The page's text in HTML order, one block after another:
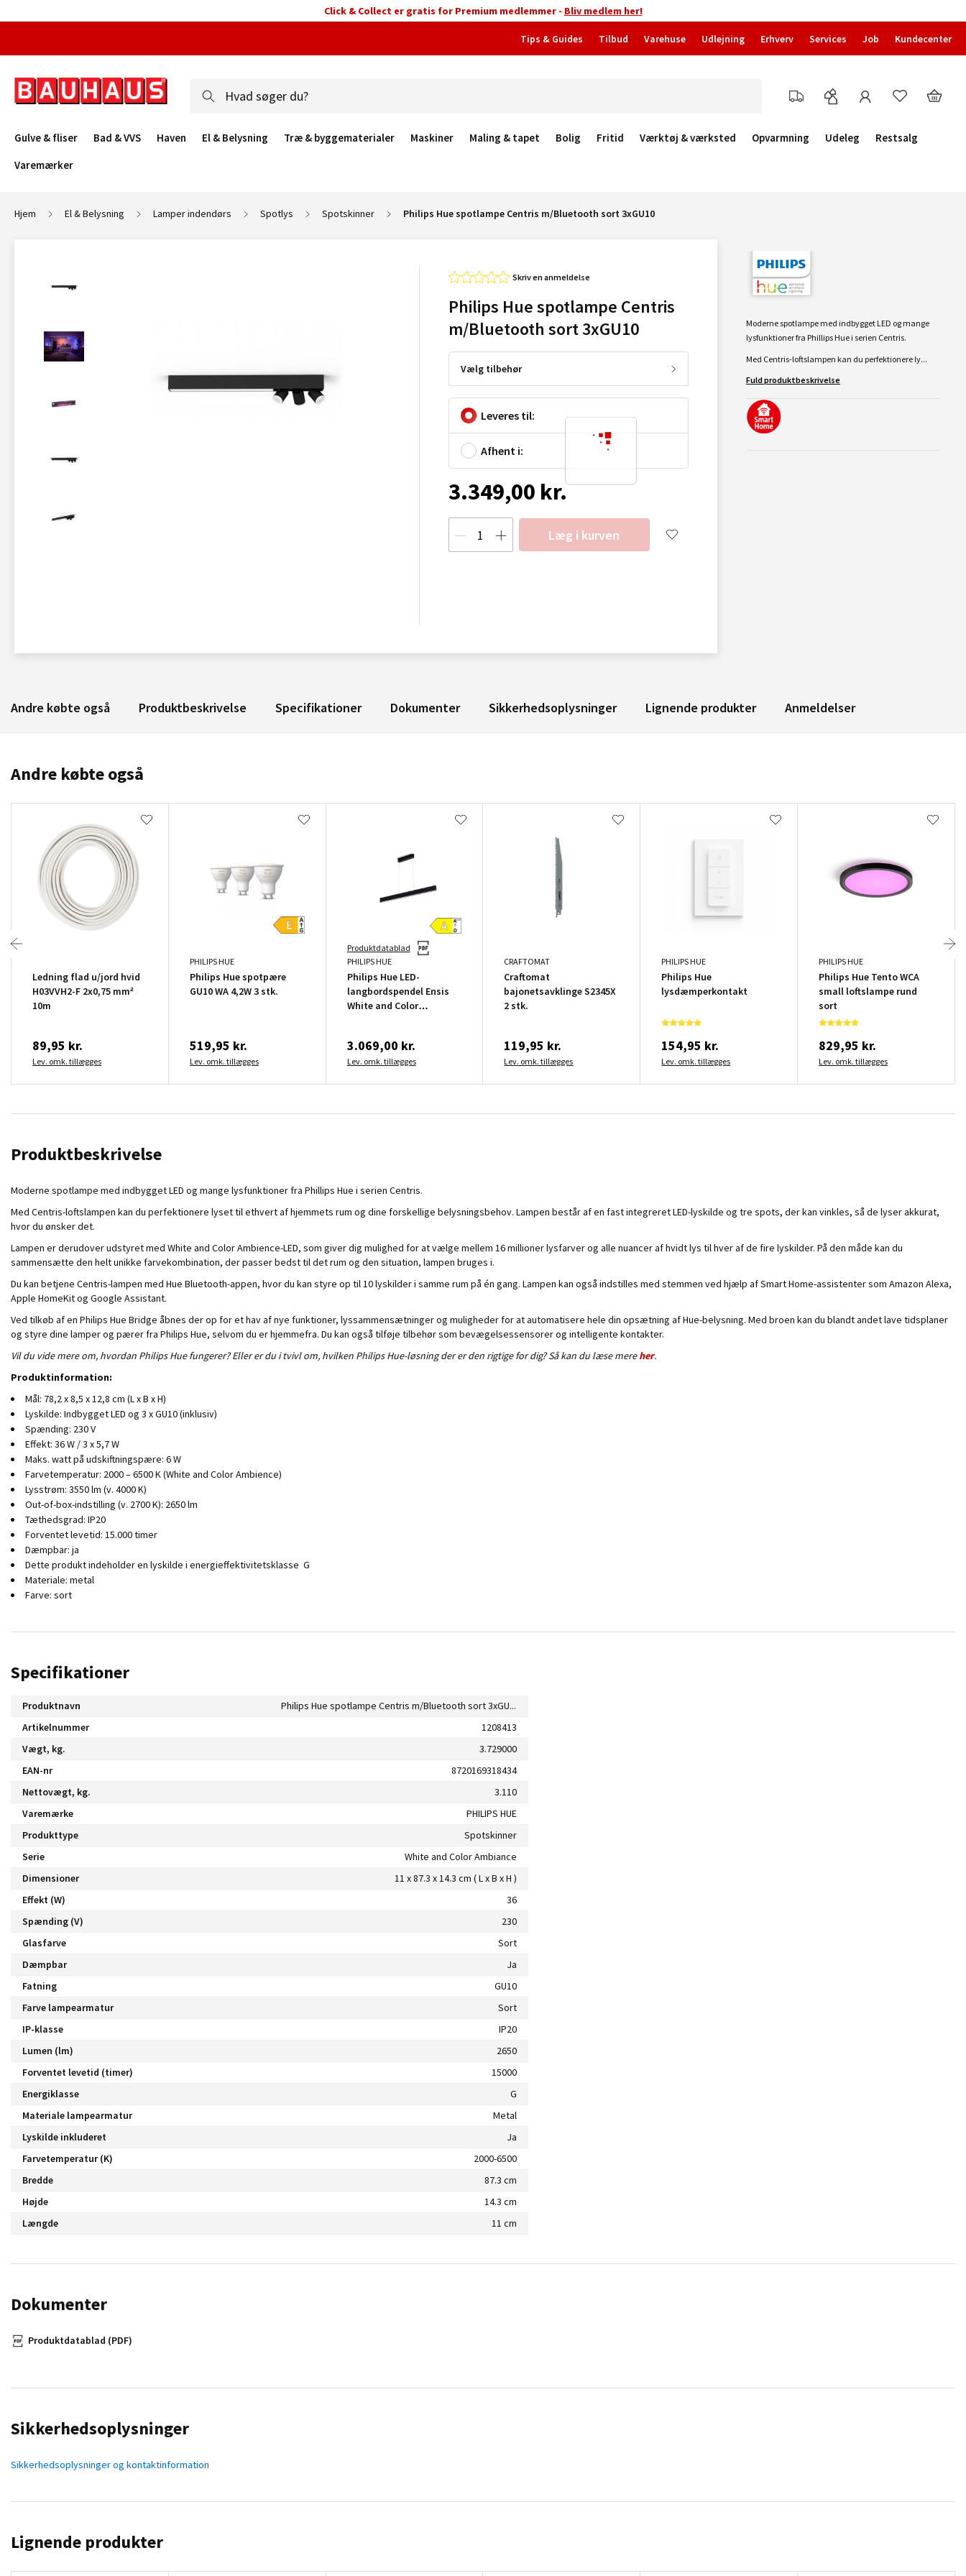
Click & Collect er gratis for Premium medlemmer - Bliv medlem her!
Tips & Guides Tilbud Varehuse Udlejning Erhverv Services Job Kundecenter
Gulve & fliser Bad & VVS Haven El & Belysning Træ & byggematerialer Maskiner Maling & tapet Bolig Fritid Værktøj & værksted Opvarmning Udeleg
Restsalg
Varemærker
Hjem El & Belysning Lamper indendørs Spotlys Spotskinner Philips Hue spotlampe Centris m/Bluetooth sort 3xGU10
Skriv en anmeldelse
Philips Hue spotlampe Centris
m/Bluetooth sort 3xGU10
Vælg tilbehør
Leveres til:
Afhent i:
3.349,00 kr.
Læg i kurven
Moderne spotlampe med indbygget LED og mange
lysfunktioner fra Phillips Hue i serien Centris.
Med Centris-loftslampen kan du perfektionere ly...
Fuld produktbeskrivelse
Andre købte også Produktbeskrivelse Specifikationer Dokumenter Sikkerhedsoplysninger Lignende produkter Anmeldelser
Andre købte også
Ledning flad u/jord hvid
H03VVH2-F 2x0,75 mm²
10m
89,95 kr.
Lev. omk. tillægges
PHILIPS HUE
Philips Hue spotpære
GU10 WA 4,2W 3 stk.
519,95 kr.
Lev. omk. tillægges
Produktdatablad
PHILIPS HUE
Philips Hue LED-
langbordspendel Ensis
White and Color
3.069,00 kr.
Lev. omk. tillægges
CRAFTOMAT
Craftomat
bajonetsavklinge S2345X
2 stk.
119,95 kr.
Lev. omk. tillægges
PHILIPS HUE
Philips Hue
lysdæmperkontakt
154,95 kr.
Lev. omk. tillægges
PHILIPS HUE
Philips Hue Tento WCA
small loftslampe rund
sort
829,95 kr.
Lev. omk. tillægges
Produktbeskrivelse
Moderne spotlampe med indbygget LED og mange lysfunktioner fra Phillips Hue i serien Centris.
Med Centris-loftslampen kan du perfektionere lyset til ethvert af hjemmets rum og dine forskellige belysningsbehov. Lampen består af en fast integreret LED-lyskilde og tre spots, der kan vinkles, så de lyser akkurat,
hvor du ønsker det.
Lampen er derudover udstyret med White and Color Ambience-LED, som giver dig mulighed for at vælge mellem 16 millioner lysfarver og alle nuancer af hvidt lys til hver af de fire lyskilder. På den måde kan du
sammensætte den helt unikke farvekombination, der passer bedst til det rum og den situation, lampen bruges i.
Du kan betjene Centris-lampen med Hue Bluetooth-appen, hvor du kan styre op til 10 lyskilder i samme rum på én gang. Lampen kan også indstilles med stemmen ved hjælp af Smart Home-assistenter som Amazon Alexa,
Apple HomeKit og Google Assistant.
Ved tilkøb af en Philips Hue Bridge åbnes der op for et hav af nye funktioner, lyssammensætninger og muligheder for at automatisere hele din opsætning af Hue-belysning. Med broen kan du blandt andet lave tidsplaner
og styre dine lamper og pærer fra Philips Hue, selvom du er hjemmefra. Du kan også tilføje tilbehør som bevægelsessensorer og intelligente kontakter.
Vil du vide mere om, hvordan Philips Hue fungerer? Eller er du i tvivl om, hvilken Philips Hue-løsning der er den rigtige for dig? Så kan du læse mereher.
Produktinformation:
Mål: 78,2 x 8,5 x 12,8 cm (L x B x H)
Lyskilde: Indbygget LED og 3 x GU10 (inklusiv)
Spænding: 230 V
Effekt: 36 W / 3 x 5,7 W
Maks. watt på udskiftningspære: 6 W
Farvetemperatur: 2000 – 6500 K (White and Color Ambience)
Lysstrøm: 3550 lm (v. 4000 K)
Out-of-box-indstilling (v. 2700 K): 2650 lm
Tæthedsgrad: IP20
Forventet levetid: 15.000 timer
Dæmpbar: ja
Dette produkt indeholder en lyskilde i energieffektivitetsklasse G
Materiale: metal
Farve: sort
Specifikationer
Produktnavn
Philips Hue spotlampe Centris m/Bluetooth sort 3xGU10
Artikelnummer
1208413
Vægt, kg.
3.729000
EAN-nr
8720169318434
Nettovægt, kg.
3.110
Varemærke
PHILIPS HUE
Produkttype
Spotskinner
Serie
White and Color Ambiance
Dimensioner
11 x 87.3 x 14.3 cm ( L x B x H )
Effekt (W)
36
Spænding (V)
230
Glasfarve
Sort
Dæmpbar
Ja
Fatning
GU10
Farve lampearmatur
Sort
IP-klasse
IP20
Lumen (lm)
2650
Forventet levetid (timer)
15000
Energiklasse
G
Materiale lampearmatur
Metal
Lyskilde inkluderet
Ja
Farvetemperatur (K)
2000-6500
Bredde
87.3 cm
Højde
14.3 cm
Længde
11 cm
Dokumenter
Produktdatablad (PDF)
Sikkerhedsoplysninger
Sikkerhedsoplysninger og kontaktinformation
Lignende produkter